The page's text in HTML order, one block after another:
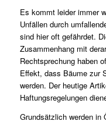
Es kommt leider immer
Unfällen durch
sind hier oft gefährdet.
Zusammenhang mit
Rechtsprechung haben
Effekt, dass Bäume zur
werden. Der heutige
Haftungsregelungen
Grundsätzlich werden in